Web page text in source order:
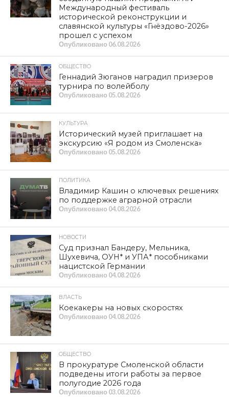
Международный фестиваль
исторической реконструкции и
славянской культуры «Гнёздово-2026»
прошел с успехом
Опубликовано 06.08.2026
ОБЩЕСТВО
Геннадий Зюганов наградил призеров
турнира по волейболу
Опубликовано 05.08.2026
КУЛЬТУРА
Исторический музей приглашает на
экскурсию «Я родом из Смоленска»
Опубликовано 05.08.2026
ПОЛИТИКА
Владимир Кашин о ключевых решениях
по поддержке аграрной отрасли
Опубликовано 04.08.2026
НОВОСТИ
Суд признал Бандеру, Мельника,
Шухевича, ОУН* и УПА* пособниками
нацистской Германии
Опубликовано 04.08.2026
ВЛАСТЬ
Коекакеры на новых скоростях
Опубликовано 04.08.2026
ОБЩЕСТВО
В прокуратуре Смоленской области
подведены итоги работы за первое
полугодие 2026 года
Опубликовано 03.08.2026